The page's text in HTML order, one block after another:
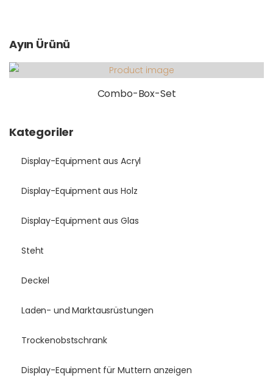
Ayın Ürünü
Combo-Box-Set
Kategoriler
Display-Equipment aus Acryl
Display-Equipment aus Holz
Display-Equipment aus Glas
Steht
Deckel
Laden- und Marktausrüstungen
Trockenobstschrank
Display-Equipment für Muttern anzeigen